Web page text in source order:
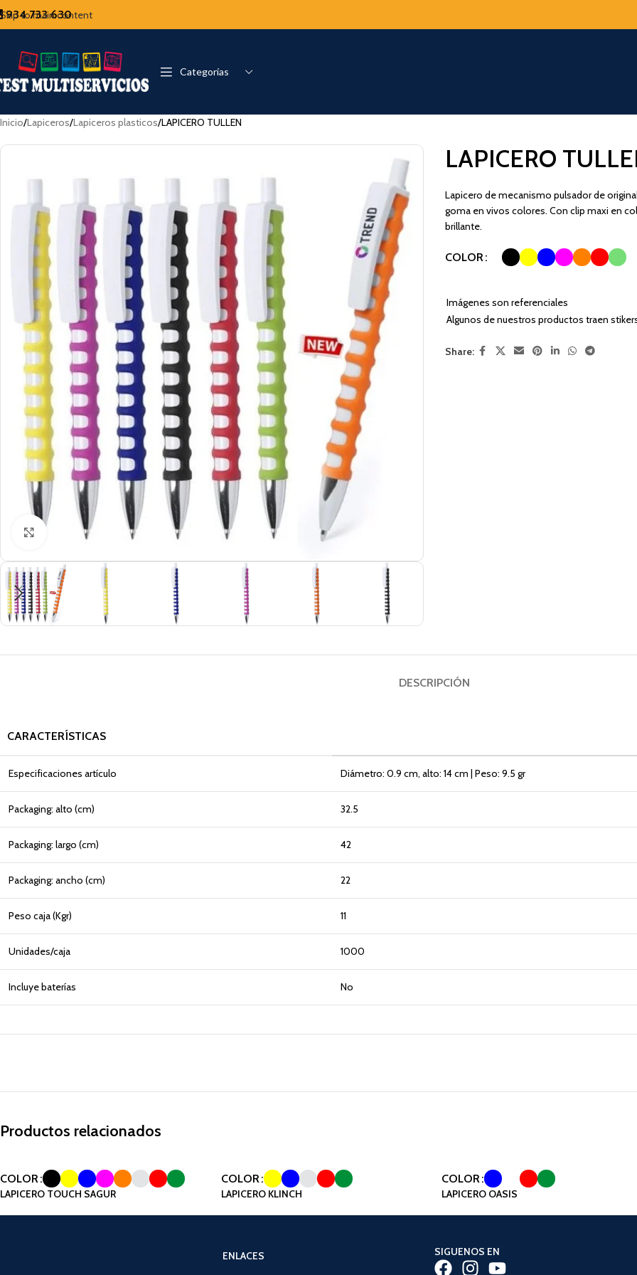
Skip to main content
934 733 630
Categorías
Inicio Lapiceros Lapiceros plasticos LAPICERO TULLEN
Click to enlarge
LAPICERO
Lapicero de mecanismo pulsador de
goma en vivos colores. Con clip maxi en
brillante.
COLOR
Imágenes son referenciales
Algunos de nuestros productos traen
Share:
DESCRIPCIÓN
CARACTERÍSTICAS
Especificaciones artículo Diámetro: 0.9 cm, alto: 14 cm | Peso: 9.5 gr
Packaging: alto (cm) 32.5
Packaging: largo (cm) 42
Packaging: ancho (cm) 22
Peso caja (Kgr) 11
Unidades/caja 1000
Incluye baterías No
Productos relacionados
COLOR
LAPICERO TOUCH SAGUR
COLOR
LAPICERO KLINCH
COLOR
LAPICERO OASIS
ENLACES
SIGUENOS EN